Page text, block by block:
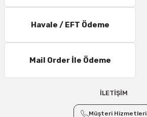
Havale / EFT Ödeme
Mail Order İle Ödeme
İLETİŞİM
Müşteri Hizmetleri